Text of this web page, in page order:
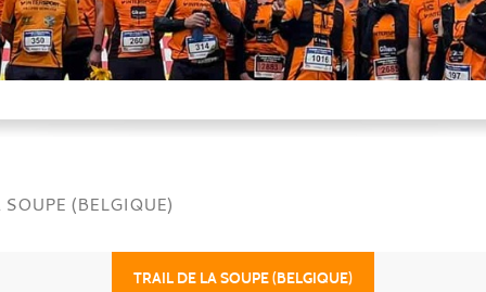
(BELGIQUE)
TRAIL DE LA SOUPE (BELGIQUE)